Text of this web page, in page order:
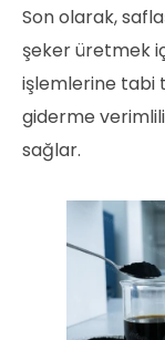
Son olarak,
şeker üretmek
işlemlerine tabi
giderme
sağlar.